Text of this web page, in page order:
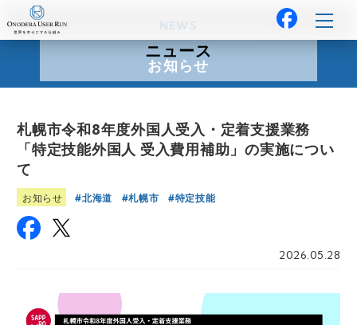
ニュース
お知らせ
札幌市令和8年度外国人受入・定着支援業務
「特定技能外国人 受入費用補助」の実施につい
て
お知らせ 北海道 札幌市 特定技能
2026.05.28